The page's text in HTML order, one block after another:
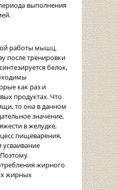
выполнения
работы мышц.
после тренировки
белок,
как раз и
продуктах. Что
то она в данном
значение,
в желудке,
пищеварения,
усваивание
жирного
жирных